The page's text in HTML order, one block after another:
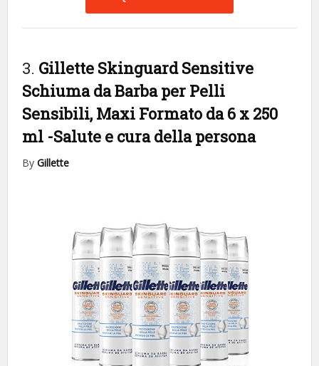
3. Gillette Skinguard Sensitive
Schiuma da Barba per Pelli
Sensibili, Maxi Formato da 6 x 250
ml -Salute e cura della persona
ByGillette